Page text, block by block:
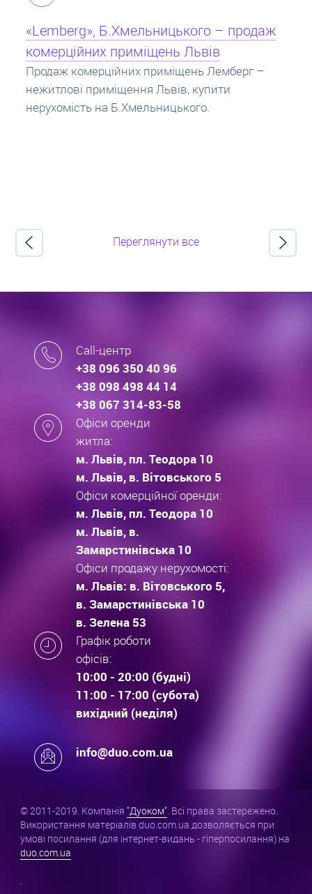
Кредит під заставу нерухомості: іпотека
Іпотека на квартиру – кредит на житло під
заставу нерухомості. Купити в іпотеку – що
потрібно знати? Консультація від Експертів
про іпотечні кредити.
Переглянути все
Call-центр
+38 096 350 40 96
+38 098 498 44 14
+38 067 314-83-58
Офіси оренди
житла:
м. Львів, пл. Теодора 10
м. Львів, в. Вітовського 5
Офіси комерційної оренди:
м. Львів, пл. Теодора 10
м. Львів, в.
Замарстинівська 10
Офіси продажу нерухомості:
м. Львів: в. Вітовського 5,
в. Замарстинівська 10
в. Зелена 53
Графік роботи
офісів:
10:00 - 20:00 (будні)
11:00 - 17:00 (субота)
вихідний (неділя)
info@duo.com.ua
© 2011-2019. Компанія "Дуоком". Всі права застережено.
Використання матеріалів duo.com.ua дозволяється при
умові посилання (для інтернет-видань - гіперпосилання) на
duo.com.ua
.